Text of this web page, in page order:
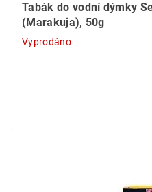
Tabák do vodní dýmky
(Marakuja), 50g
Vyprodáno